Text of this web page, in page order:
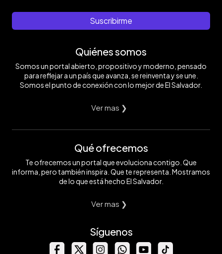
Suscribirme
Quiénes somos
Somos un portal abierto, propositivo y moderno, pensado
para reflejar a un país que avanza, se reinventa y se une.
Somos el punto de conexión con lo mejor de El Salvador.
Ver mas ❯
Qué ofrecemos
Te ofrecemos un portal que evoluciona contigo. Que
informa, pero también inspira. Que te representa. Mostramos
de lo que está hecho El Salvador.
Ver mas ❯
Síguenos